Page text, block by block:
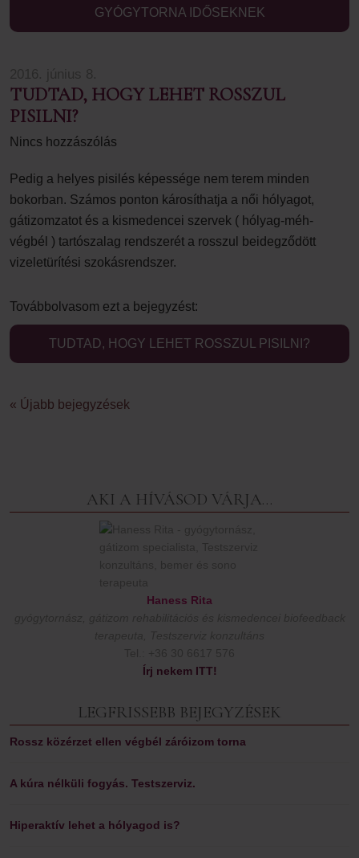
GYÓGYTORNA IDŐSEKNEK
TUDTAD, HOGY LEHET ROSSZUL
PISILNI?
Nincs hozzászólás
Pedig a helyes pisilés képessége nem terem minden
bokorban. Számos ponton károsíthatja a női hólyagot,
gátizomzatot és a kismedencei szervek ( hólyag-méh-
végbél ) tartószalag rendszerét a rosszul beidegződött
vizeletürítési szokásrendszer.
Továbbolvasom ezt a bejegyzést:
TUDTAD, HOGY LEHET ROSSZUL PISILNI?
« Újabb bejegyzések
AKI A HÍVÁSOD VÁRJA…
Haness Rita
Írj nekem ITT!
LEGFRISSEBB BEJEGYZÉSEK
Rossz közérzet ellen végbél záróizom torna
A kúra nélküli fogyás. Testszerviz.
Hiperaktív lehet a hólyagod is?